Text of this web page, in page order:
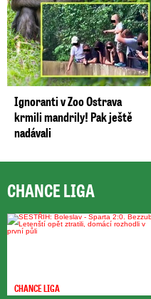
Ignoranti v Zoo Ostrava
krmili mandrily! Pak ještě
nadávali
CHANCE LIGA
CHANCE LIGA